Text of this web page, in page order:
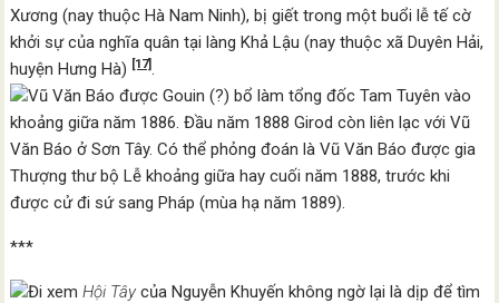
Xương (nay thuộc Hà Nam Ninh), bị giết trong một buổi lễ tế cờ
khởi sự của nghĩa quân tại làng Khả Lậu (nay thuộc xã Duyên Hải,
huyện Hưng Hà)
[17].
Vũ Văn Báo được Gouin (?) bổ làm tổng đốc Tam Tuyên vào
khoảng giữa năm 1886. Đầu năm 1888 Girod còn liên lạc với Vũ
Văn Báo ở Sơn Tây. Có thể phỏng đoán là Vũ Văn Báo được gia
Thượng thư bộ Lễ khoảng giữa hay cuối năm 1888, trước khi
được cử đi sứ sang Pháp (mùa hạ năm 1889).
***
Đi xemHội Tây của Nguyễn Khuyến không ngờ lại là dịp để tìm